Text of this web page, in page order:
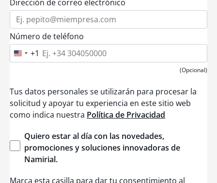
Dirección de correo electrónico
Número de teléfono
U
n
d
S
t
a
s
+
1
+1
(Opcional)
Tus datos personales se utilizarán para procesar la
solicitud y apoyar tu experiencia en este sitio web
como indica nuestra Política de Privacidad
Quiero estaral día con las novedades,
promociones ysoluciones innovadoras de
Namirial.
Marca esta casilla para dar tu consentimiento al